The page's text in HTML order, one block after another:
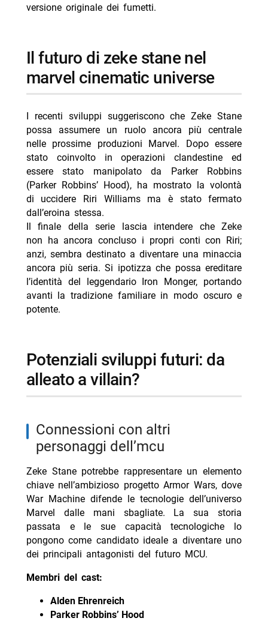
versione originale dei fumetti.
il futuro di zeke stane nel
marvel cinematic universe
I recenti sviluppi suggeriscono che Zeke Stane
possa assumere un ruolo ancora più centrale
nelle prossime produzioni Marvel. Dopo essere
stato coinvolto in operazioni clandestine ed
essere stato manipolato da Parker Robbins
(Parker Robbins’ Hood), ha mostrato la volontà
di uccidere Riri Williams ma è stato fermato
dall’eroina stessa.
Il finale della serie lascia intendere che Zeke
non ha ancora concluso i propri conti con Riri;
anzi, sembra destinato a diventare una minaccia
ancora più seria. Si ipotizza che possa ereditare
l’identità del leggendario Iron Monger, portando
avanti la tradizione familiare in modo oscuro e
potente.
potenziali sviluppi futuri: da
alleato a villain?
connessioni con altri
personaggi dell’mcu
Zeke Stane potrebbe rappresentare un elemento
chiave nell’ambizioso progetto Armor Wars, dove
War Machine difende le tecnologie dell’universo
Marvel dalle mani sbagliate. La sua storia
passata e le sue capacità tecnologiche lo
pongono come candidato ideale a diventare uno
dei principali antagonisti del futuro MCU.
Membri del cast:
Alden Ehrenreich
Parker Robbins’ Hood